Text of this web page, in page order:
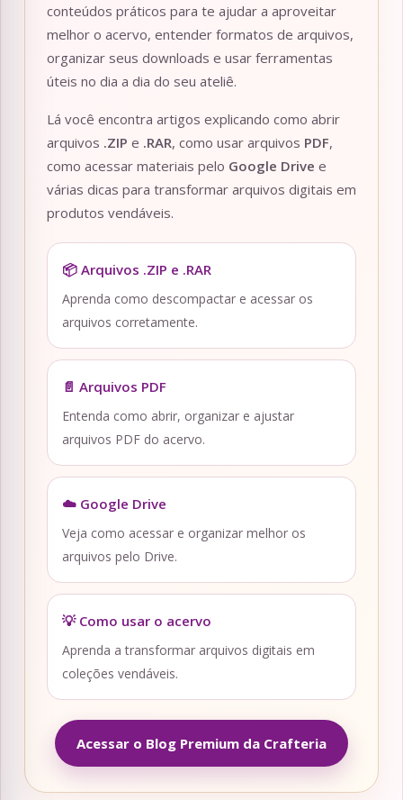
conteúdos práticos para te ajudar a aproveitar
melhor o acervo, entender formatos de arquivos,
organizar seus downloads e usar ferramentas
úteis no dia a dia do seu ateliê.
Lá você encontra artigos explicando como abrir
arquivos .ZIP e .RAR, como usar arquivos PDF,
como acessar materiais pelo Google Drive e
várias dicas para transformar arquivos digitais em
produtos vendáveis.
📦 Arquivos .ZIP e .RAR
Aprenda como descompactar e acessar os
arquivos corretamente.
📄 Arquivos PDF
Entenda como abrir, organizar e ajustar
arquivos PDF do acervo.
☁️ Google Drive
Veja como acessar e organizar melhor os
arquivos pelo Drive.
💡 Como usar o acervo
Aprenda a transformar arquivos digitais em
coleções vendáveis.
Acessar o Blog Premium da Crafteria